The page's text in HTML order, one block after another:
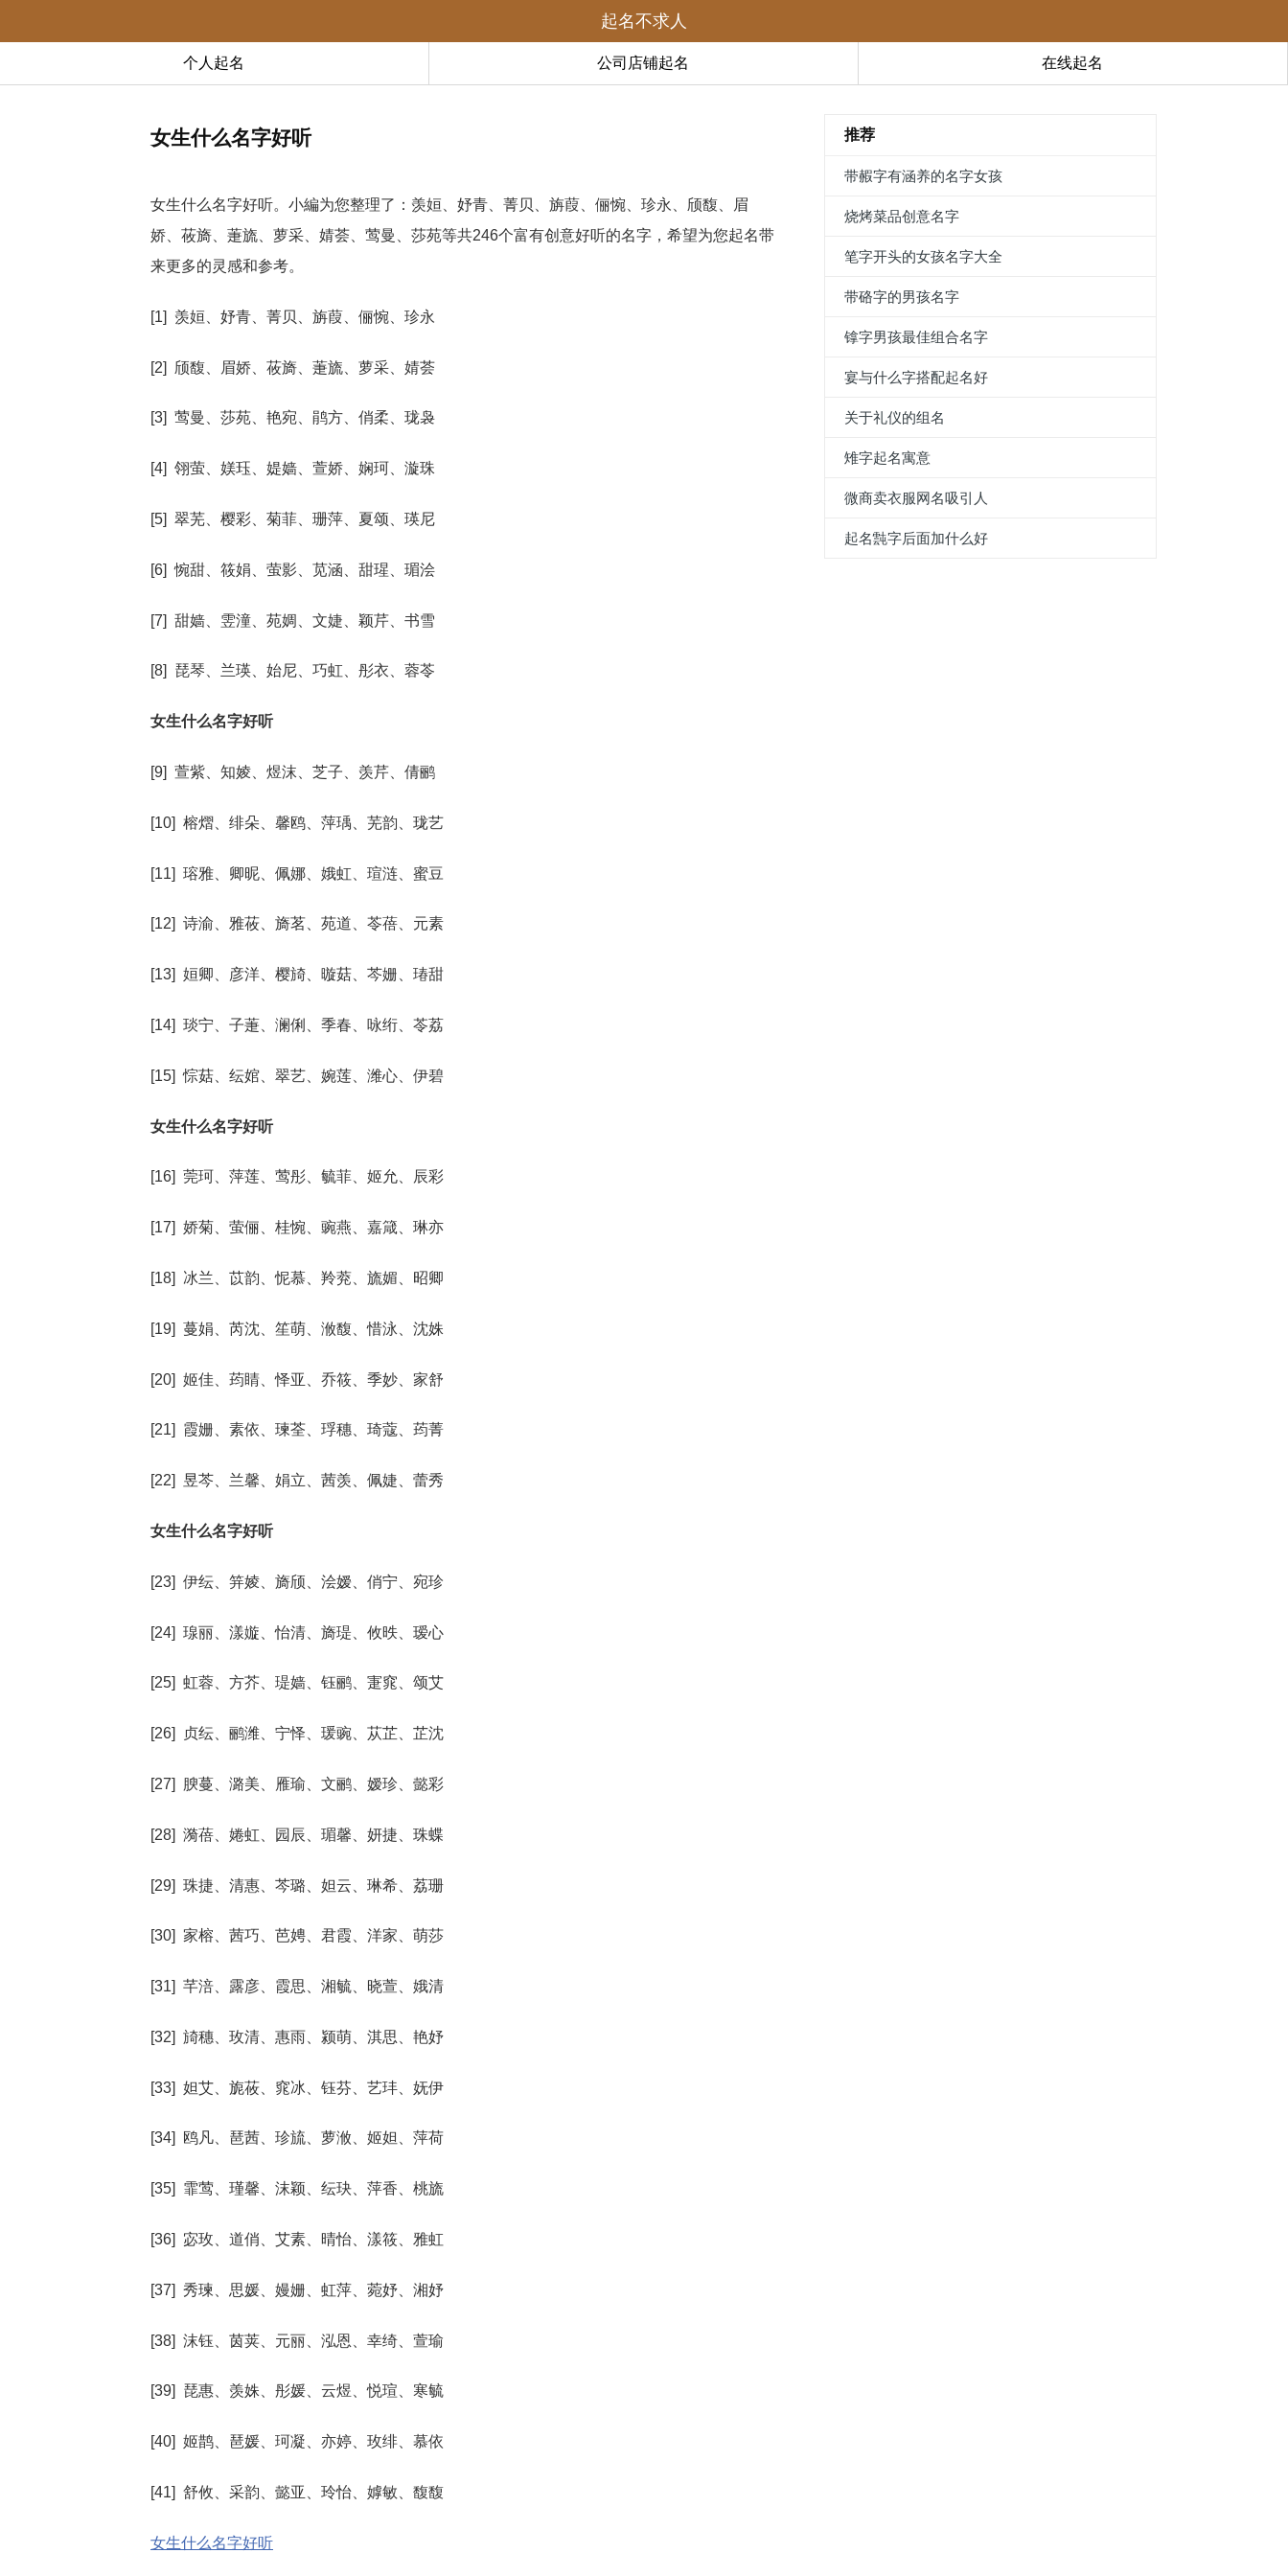
起名不求人
个人起名 公司店铺起名 在线起名
女生什么名字好听
女生什么名字好听。小編为您整理了：羡姮、妤青、菁贝、旃葭、俪惋、珍永、颀馥、眉
娇、莜旖、萐旒、萝采、婧荟、莺曼、莎苑等共246个富有创意好听的名字，希望为您起名带
来更多的灵感和参考。
[1] 羡姮、妤青、菁贝、旃葭、俪惋、珍永
[2] 颀馥、眉娇、莜旖、萐旒、萝采、婧荟
[3] 莺曼、莎苑、艳宛、鹃方、俏柔、珑袅
[4] 翎萤、媄珏、媞嫱、萱娇、娴珂、漩珠
[5] 翠芜、樱彩、菊菲、珊萍、夏颂、瑛尼
[6] 惋甜、筱娟、萤影、苋涵、甜瑆、瑂浍
[7] 甜嫱、雴潼、苑婤、文婕、颖芹、书雪
[8] 琵琴、兰瑛、始尼、巧虹、彤衣、蓉苓
女生什么名字好听
[9] 萱紫、知婈、煜沫、芝子、羡芹、倩鹂
[10] 榕熠、绯朵、馨鸥、萍瑀、芜韵、珑艺
[11] 瑢雅、卿昵、佩娜、娥虹、瑄涟、蜜豆
[12] 诗渝、雅莜、旖茗、苑道、苓蓓、元素
[13] 姮卿、彦洋、樱旑、暶菇、芩姗、瑃甜
[14] 琰宁、子萐、澜俐、季春、咏绗、苓荔
[15] 悰菇、纭婠、翠艺、婉莲、潍心、伊碧
女生什么名字好听
[16] 莞珂、萍莲、莺彤、毓菲、姬允、辰彩
[17] 娇菊、萤俪、桂惋、豌燕、嘉箴、琳亦
[18] 冰兰、苡韵、怩慕、羚萒、旒媚、昭卿
[19] 蔓娟、芮沈、笙萌、浟馥、惜泳、沈姝
[20] 姬佳、荺睛、怿亚、乔筱、季妙、家舒
[21] 霞姗、素依、瑓荃、琈穗、琦蔻、荺菁
[22] 昱芩、兰馨、娟立、茜羡、佩婕、蕾秀
女生什么名字好听
[23] 伊纭、笄婈、旖颀、浍嫒、俏宁、宛珍
[24] 瑔丽、漾嫙、怡清、旖瑅、攸昳、瑷心
[25] 虹蓉、方芥、瑅嫱、钰鹂、寁窕、颂艾
[26] 贞纭、鹂潍、宁怿、瑗豌、苁芷、芷沈
[27] 腴蔓、潞美、雁瑜、文鹂、嫒珍、懿彩
[28] 漪蓓、婘虹、园辰、瑂馨、妍捷、珠蝶
[29] 珠捷、清惠、芩璐、妲云、琳希、荔珊
[30] 家榕、茜巧、芭娉、君霞、洋家、萌莎
[31] 芊涪、露彦、霞思、湘毓、晓萱、娥清
[32] 旑穗、玫清、惠雨、颍萌、淇思、艳妤
[33] 妲艾、旎莜、窕冰、钰芬、艺玤、妩伊
[34] 鸥凡、琶茜、珍旈、萝浟、姬妲、萍荷
[35] 霏莺、瑾馨、沫颖、纭玦、萍香、桃旒
[36] 宓玫、道俏、艾素、晴怡、漾筱、雅虹
[37] 秀瑓、思媛、嫚姗、虹萍、菀妤、湘妤
[38] 沫钰、茵荚、元丽、泓恩、幸绮、萱瑜
[39] 琵惠、羡姝、彤媛、云煜、悦瑄、寒毓
[40] 姬鹊、琶媛、珂凝、亦婷、玫绯、慕依
[41] 舒攸、采韵、懿亚、玲怡、嫭敏、馥馥
女生什么名字好听
推荐
带赮字有涵养的名字女孩
烧烤菜品创意名字
笔字开头的女孩名字大全
带硌字的男孩名字
镎字男孩最佳组合名字
宴与什么字搭配起名好
关于礼仪的组名
雉字起名寓意
微商卖衣服网名吸引人
起名霕字后面加什么好